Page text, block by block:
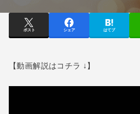
ポスト シェア はてブ
【動画解説はコチラ ↓】